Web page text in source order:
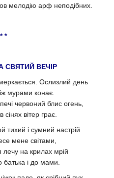
мелодію арф неподібних.
*
СВЯТИЙ ВЕЧІР
Ослизлий день
мурами конає.
червоний блис огень,
сінях вітер грає.
тихий і сумний настрій
мене світами,
лечу на крилах мрій
батька і до мами.